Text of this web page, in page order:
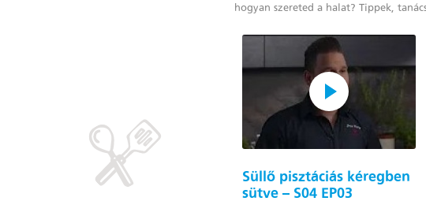
hogyan szereted a halat? Tippek,
Süllő pisztáciás kéregben
sütve – S04 EP03